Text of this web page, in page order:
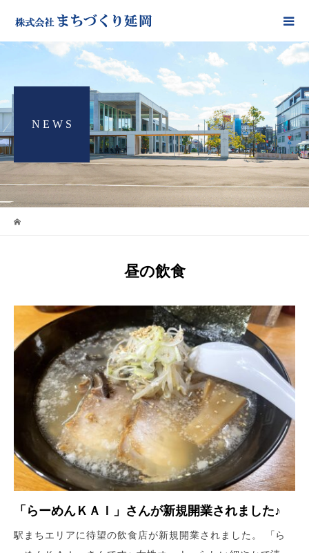
N E W S
昼の飲食
「らーめんＫＡＩ」さんが新規開業されました♪
駅まちエリアに待望の飲食店が新規開業されました。 「ら